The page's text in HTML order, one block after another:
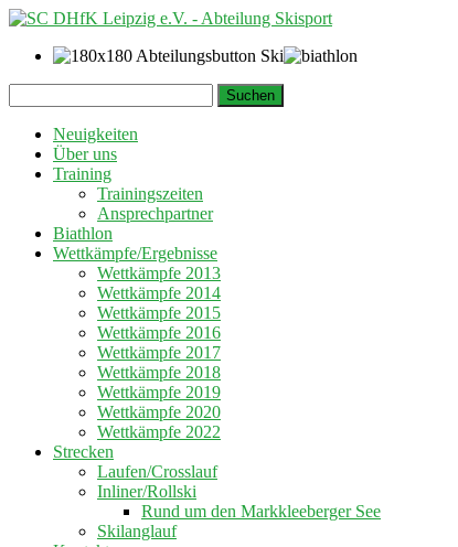
zum
Inhalt
nach:
Neuigkeiten
Über uns
Training
Trainingszeiten
Ansprechpartner
Biathlon
Wettkämpfe/Ergebnisse
Wettkämpfe 2013
Wettkämpfe 2014
Wettkämpfe 2015
Wettkämpfe 2016
Wettkämpfe 2017
Wettkämpfe 2018
Wettkämpfe 2019
Wettkämpfe 2020
Wettkämpfe 2022
Strecken
Laufen/Crosslauf
Inliner/Rollski
Rund um den Markkleeberger See
Skilanglauf